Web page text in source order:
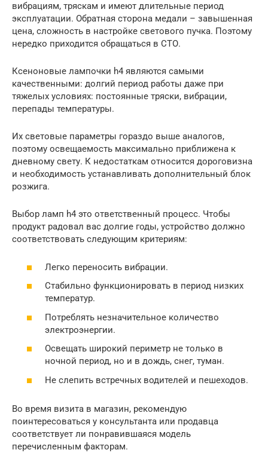
вибрациям, тряскам и имеют длительные период
эксплуатации. Обратная сторона медали – завышенная
цена, сложность в настройке светового пучка. Поэтому
нередко приходится обращаться в СТО.
Ксеноновые лампочки h4 являются самыми
качественными: долгий период работы даже при
тяжелых условиях: постоянные тряски, вибрации,
перепады температуры.
Их световые параметры гораздо выше аналогов,
поэтому освещаемость максимально приближена к
дневному свету. К недостаткам относится дороговизна
и необходимость устанавливать дополнительный блок
розжига.
Выбор ламп h4 это ответственный процесс. Чтобы
продукт радовал вас долгие годы, устройство должно
соответствовать следующим критериям:
Легко переносить вибрации.
Стабильно функционировать в период низких
температур.
Потреблять незначительное количество
электроэнергии.
Освещать широкий периметр не только в
ночной период, но и в дождь, снег, туман.
Не слепить встречных водителей и пешеходов.
Во время визита в магазин, рекомендую
поинтересоваться у консультанта или продавца
соответствует ли понравившаяся модель
перечисленным факторам.